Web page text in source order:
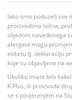
Iako smo poduzeli sve
proizvodima točna,
slijedom navedenoga
alergeni mogu
etiketu tj. deklaraciju
koje su objavljene na
Ukoliko imate bilo
K Plus, ili proizvoda
se s povjerenjem na